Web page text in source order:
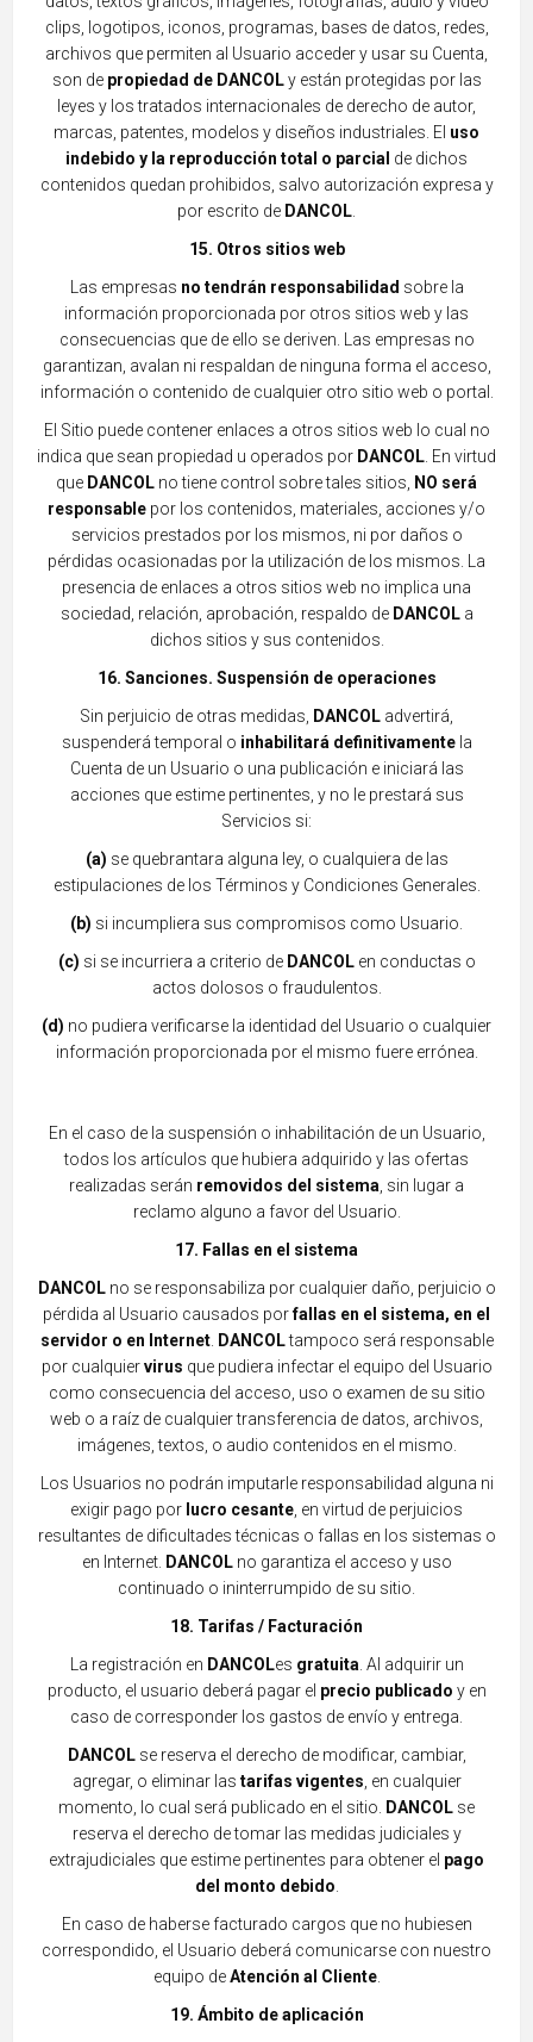
clips, logotipos, iconos, programas, bases de datos, redes,
archivos que permiten al Usuario acceder y usar su Cuenta,
son de propiedad de DANCOLy están protegidas por las
leyes y los tratados internacionales de derecho de autor,
marcas, patentes, modelos y diseños industriales. El uso
indebido y la reproducción total o parcial de dichos
contenidos quedan prohibidos, salvo autorización expresa y
por escrito de DANCOL
15. Otros sitios web
Las empresas no tendrán responsabilidad sobre la
información proporcionada por otros sitios web y las
consecuencias que de ello se deriven. Las empresas no
garantizan, avalan ni respaldan de ninguna forma el acceso,
información o contenido de cualquier otro sitio web o portal.
El Sitio puede contener enlaces a otros sitios web lo cual no
indica que sean propiedad u operados por DANCOL . En virtud
que DANCOL no tiene control sobre tales sitios,
NO será
responsable por los contenidos, materiales, acciones y/o
servicios prestados por los mismos, ni por daños o
pérdidas ocasionadas por la utilización de los mismos. La
presencia de enlaces a otros sitios web no implica una
sociedad, relación, aprobación, respaldo de DANCOLa
dichos sitios y sus contenidos.
16. Sanciones. Suspensión de operaciones
Sin perjuicio de otras medidas,
DANCOL advertirá,
suspenderá temporal o inhabilitará definitivamentela
Cuenta de un Usuario o una publicación e iniciará las
acciones que estime pertinentes, y no le prestará sus
Servicios si:
(a) se quebrantara alguna ley, o cualquiera de las
estipulaciones de los Términos y Condiciones Generales.
(b) si incumpliera sus compromisos como Usuario.
(c) si se incurriera a criterio de DANCOLen conductas o
actos dolosos o fraudulentos.
(d) no pudiera verificarse la identidad del Usuario o cualquier
información proporcionada por el mismo fuere errónea.
En el caso de la suspensión o inhabilitación de un Usuario,
todos los artículos que hubiera adquirido y las ofertas
realizadas serán removidos del sistema , sin lugar a
reclamo alguno a favor del Usuario.
17. Fallas en el sistema
DANCOLno se responsabiliza por cualquier daño, perjuicio o
pérdida al Usuario causados porfallas en el sistema, en el
servidor o en Internet. DANCOLtampoco será responsable
por cualquiervirus que pudiera infectar el equipo del Usuario
como consecuencia del acceso, uso o examen de su sitio
web o a raíz de cualquier transferencia de datos, archivos,
imágenes, textos, o audio contenidos en el mismo.
Los Usuarios no podrán imputarle responsabilidad alguna ni
exigir pago por lucro cesante , en virtud de perjuicios
resultantes de dificultades técnicas o fallas en los sistemas o
en Internet. DANCOLno garantiza el acceso y uso
continuado o ininterrumpido de su sitio.
18. Tarifas / Facturación
La registración en DANCOLes gratuita . Al adquirir un
producto, el usuario deberá pagar el precio publicado y en
caso de corresponder los gastos de envío y entrega.
DANCOLse reserva el derecho de modificar, cambiar,
agregar, o eliminar las tarifas vigentes , en cualquier
momento, lo cual será publicado en el sitio.
DANCOL se
reserva el derecho de tomar las medidas judiciales y
extrajudiciales que estime pertinentes para obtener el pago
del monto debido
En caso de haberse facturado cargos que no hubiesen
correspondido, el Usuario deberá comunicarse con nuestro
equipo deAtención al Cliente.
19. Ámbito de aplicación